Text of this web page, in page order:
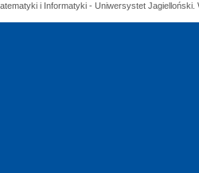
i Informatyki - Uniwersystet